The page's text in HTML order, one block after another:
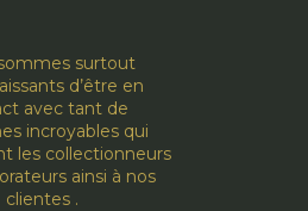
surtout
d’être en
avec tant de
incroyables qui
les collectionneurs
ainsi à nos
clientes .